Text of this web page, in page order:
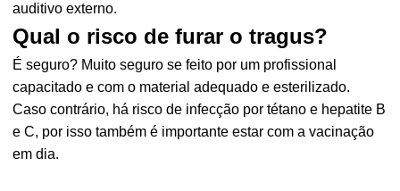
auditivo externo.
Qual o risco de furar o tragus?
É seguro? Muito seguro se feito por um profissional
capacitado e com o material adequado e esterilizado.
Caso contrário, há risco de infecção por tétano e hepatite B
e C, por isso também é importante estar com a vacinação
em dia.